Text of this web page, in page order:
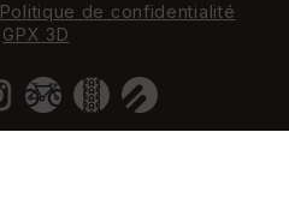
Politique de confidentialité
GPX 3D